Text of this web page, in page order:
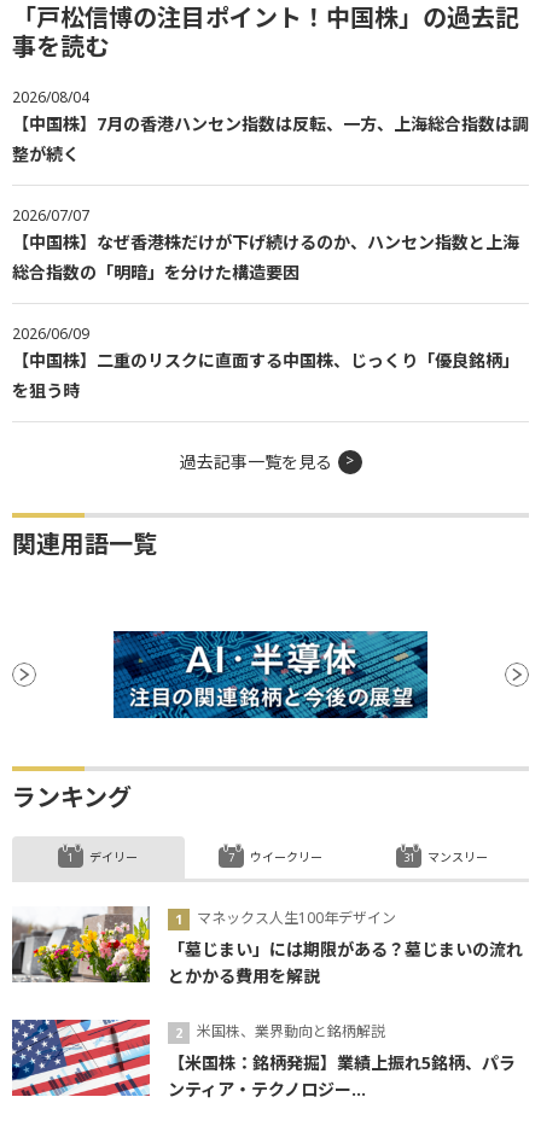
「戸松信博の注目ポイント！中国株」の過去記
事を読む
2026/08/04
【中国株】7月の香港ハンセン指数は反転、一方、上海総合指数は調
整が続く
2026/07/07
【中国株】なぜ香港株だけが下げ続けるのか、ハンセン指数と上海
総合指数の「明暗」を分けた構造要因
2026/06/09
【中国株】二重のリスクに直面する中国株、じっくり「優良銘柄」
を狙う時
過去記事一覧を見る
関連用語一覧
ランキング
デイリー
マネックス人生100年デザイン
「墓じまい」には期限がある？墓じまいの流れ
とかかる費用を解説
米国株、業界動向と銘柄解説
【米国株：銘柄発掘】業績上振れ5銘柄、パラ
ンティア・テクノロジー...
ウイークリー マンスリー